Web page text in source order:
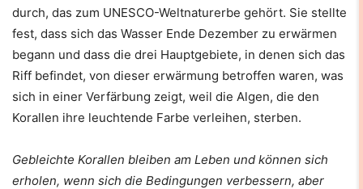
durch, das zum UNESCO-Weltnaturerbe gehört. Sie stellte
fest, dass sich das Wasser Ende Dezember zu erwärmen
begann und dass die drei Hauptgebiete, in denen sich das
Riff befindet, von dieser erwärmung betroffen waren, was
sich in einer Verfärbung zeigt, weil die Algen, die den
Korallen ihre leuchtende Farbe verleihen, sterben.
Gebleichte Korallen bleiben am Leben und können sich
erholen, wenn sich die Bedingungen verbessern, aber